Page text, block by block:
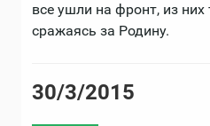
все ушли на фронт, из них
сражаясь за Родину.
30/3/2015